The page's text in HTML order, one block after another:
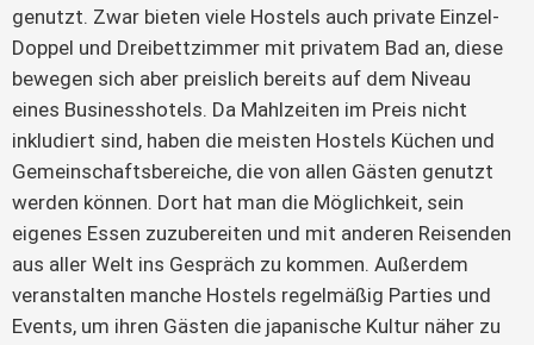
genutzt. Zwar bieten viele Hostels auch private Einzel-
Doppel und Dreibettzimmer mit privatem Bad an, diese
bewegen sich aber preislich bereits auf dem Niveau
eines Businesshotels. Da Mahlzeiten im Preis nicht
inkludiert sind, haben die meisten Hostels Küchen und
Gemeinschaftsbereiche, die von allen Gästen genutzt
werden können. Dort hat man die Möglichkeit, sein
eigenes Essen zuzubereiten und mit anderen Reisenden
aus aller Welt ins Gespräch zu kommen. Außerdem
veranstalten manche Hostels regelmäßig Parties und
Events, um ihren Gästen die japanische Kultur näher zu